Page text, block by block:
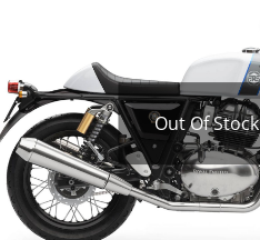
Out Of Stock